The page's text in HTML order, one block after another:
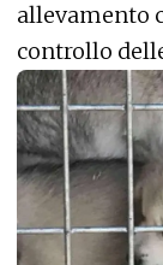
allevamento
controllo